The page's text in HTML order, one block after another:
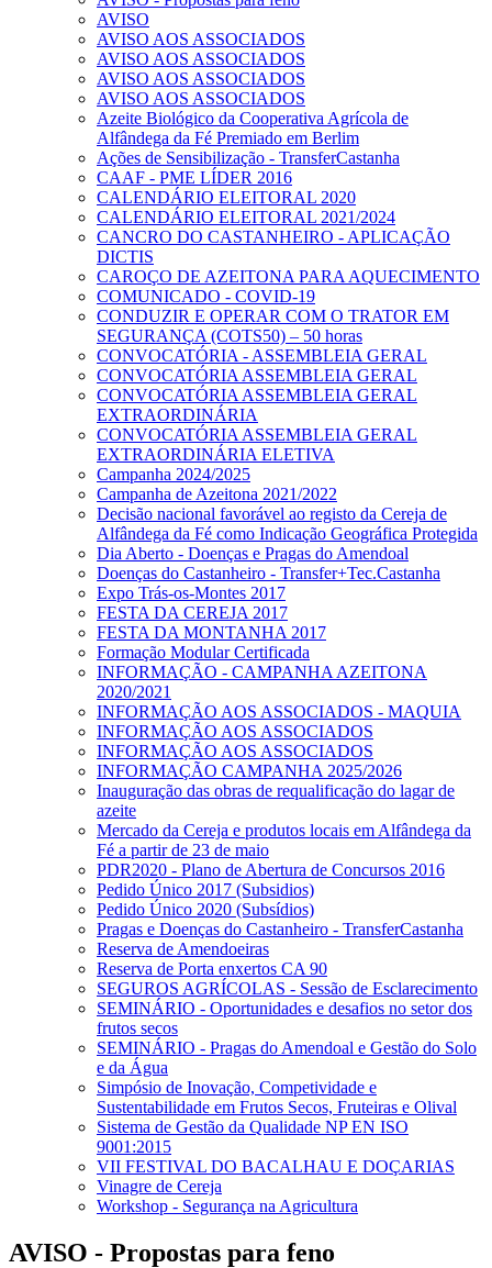
AVISO
AVISO AOS ASSOCIADOS
AVISO AOS ASSOCIADOS
AVISO AOS ASSOCIADOS
AVISO AOS ASSOCIADOS
Azeite Biológico da Cooperativa Agrícola de
Alfândega da Fé Premiado em Berlim
Ações de Sensibilização - TransferCastanha
CAAF - PME LÍDER 2016
CALENDÁRIO ELEITORAL 2020
CALENDÁRIO ELEITORAL 2021/2024
CANCRO DO CASTANHEIRO - APLICAÇÃO
DICTIS
CAROÇO DE AZEITONA PARA AQUECIMENTO
COMUNICADO - COVID-19
CONDUZIR E OPERAR COM O TRATOR EM
SEGURANÇA (COTS50) – 50 horas
CONVOCATÓRIA - ASSEMBLEIA GERAL
CONVOCATÓRIA ASSEMBLEIA GERAL
CONVOCATÓRIA ASSEMBLEIA GERAL
EXTRAORDINÁRIA
CONVOCATÓRIA ASSEMBLEIA GERAL
EXTRAORDINÁRIA ELETIVA
Campanha 2024/2025
Campanha de Azeitona 2021/2022
Decisão nacional favorável ao registo da Cereja de
Alfândega da Fé como Indicação Geográfica Protegida
Dia Aberto - Doenças e Pragas do Amendoal
Doenças do Castanheiro - Transfer+Tec.Castanha
Expo Trás-os-Montes 2017
FESTA DA CEREJA 2017
FESTA DA MONTANHA 2017
Formação Modular Certificada
INFORMAÇÃO - CAMPANHA AZEITONA
2020/2021
INFORMAÇÃO AOS ASSOCIADOS - MAQUIA
INFORMAÇÃO AOS ASSOCIADOS
INFORMAÇÃO AOS ASSOCIADOS
INFORMAÇÃO CAMPANHA 2025/2026
Inauguração das obras de requalificação do lagar de
azeite
Mercado da Cereja e produtos locais em Alfândega da
Fé a partir de 23 de maio
PDR2020 - Plano de Abertura de Concursos 2016
Pedido Único 2017 (Subsidios)
Pedido Único 2020 (Subsídios)
Pragas e Doenças do Castanheiro - TransferCastanha
Reserva de Amendoeiras
Reserva de Porta enxertos CA 90
SEGUROS AGRÍCOLAS - Sessão de Esclarecimento
SEMINÁRIO - Oportunidades e desafios no setor dos
frutos secos
SEMINÁRIO - Pragas do Amendoal e Gestão do Solo
e da Água
Simpósio de Inovação, Competividade e
Sustentabilidade em Frutos Secos, Fruteiras e Olival
Sistema de Gestão da Qualidade NP EN ISO
9001:2015
VII FESTIVAL DO BACALHAU E DOÇARIAS
Vinagre de Cereja
Workshop - Segurança na Agricultura
AVISO - Propostas para feno